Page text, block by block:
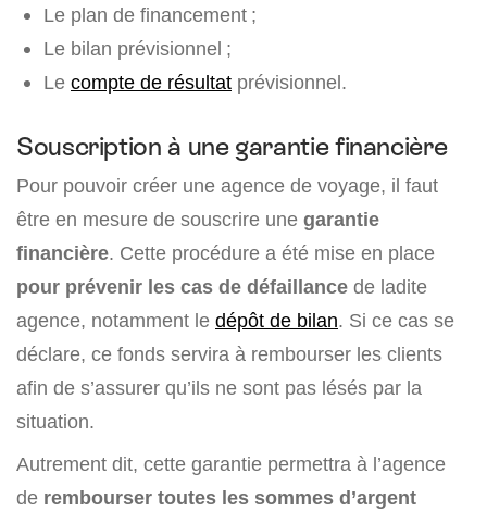
Le plan de financement ;
Le bilan prévisionnel ;
Le compte de résultat prévisionnel.
Souscription à une garantie financière
Pour pouvoir créer une agence de voyage, il faut
être en mesure de souscrire une garantie
financière. Cette procédure a été mise en place
pour prévenir les cas de défaillance de ladite
agence, notamment le dépôt de bilan. Si ce cas se
déclare, ce fonds servira à rembourser les clients
afin de s’assurer qu’ils ne sont pas lésés par la
situation.
Autrement dit, cette garantie permettra à l’agence
de rembourser toutes les sommes d’argent